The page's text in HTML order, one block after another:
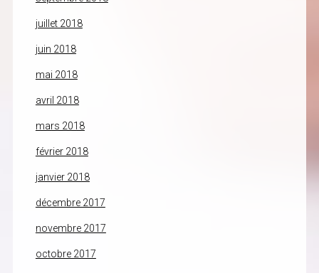
juillet 2018
juin 2018
mai 2018
avril 2018
mars 2018
février 2018
janvier 2018
décembre 2017
novembre 2017
octobre 2017